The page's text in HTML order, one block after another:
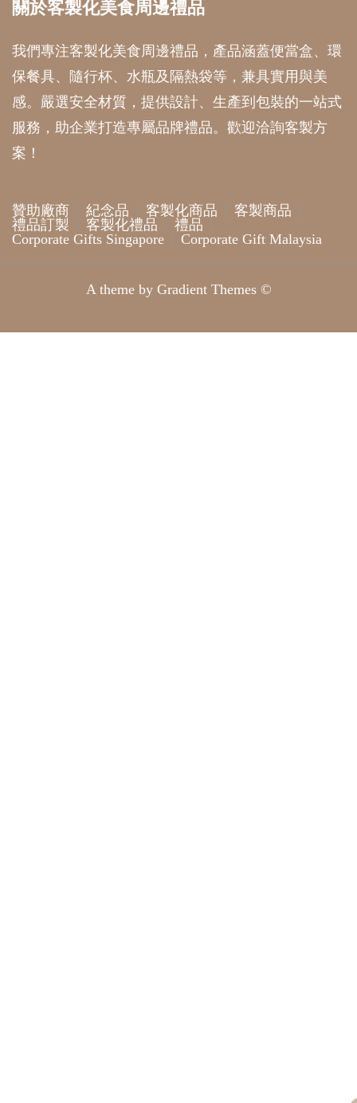
關於客製化美食周邊禮品
我們專注客製化美食周邊禮品，產品涵蓋便當盒、環
保餐具、隨行杯、水瓶及隔熱袋等，兼具實用與美
感。嚴選安全材質，提供設計、生產到包裝的一站式
服務，助企業打造專屬品牌禮品。歡迎洽詢客製方
案！
贊助廠商 紀念品 客製化商品
客製商品
禮品訂製
客製化禮品
禮品
Corporate Gifts Singapore
Corporate Gift Malaysia
A theme by Gradient Themes ©